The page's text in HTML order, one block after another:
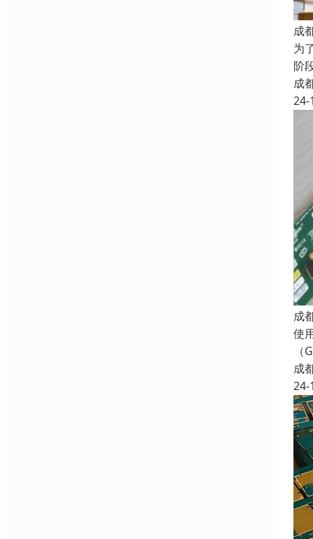
成
为
阶
成
24-
成
使
成
24-